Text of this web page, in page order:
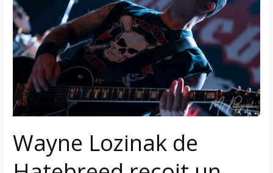
Wayne Lozinak de
Hatebreed
reçoit
un
diagnostic
tumeur
cérébrale
non